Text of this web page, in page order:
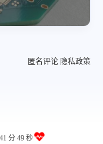
匿名评论 隐私政策
分 50 秒